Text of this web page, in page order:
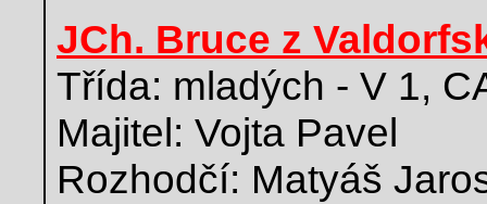
JCh. Bruce z
Třída: mladých - V 1,
Majitel: Vojta Pavel
Rozhodčí: Matyáš